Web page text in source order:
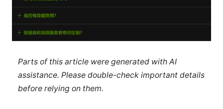
Parts of this article were generated with AI
assistance. Please double-check important details
before relying on them.